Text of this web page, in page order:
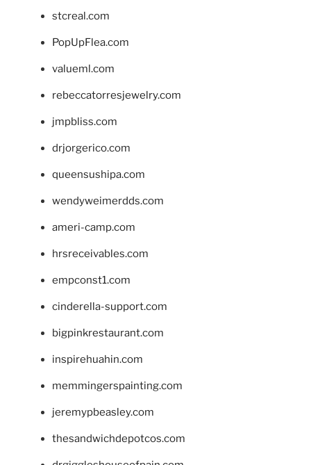
stcreal.com
PopUpFlea.com
valueml.com
rebeccatorresjewelry.com
jmpbliss.com
drjorgerico.com
queensushipa.com
wendyweimerdds.com
ameri-camp.com
hrsreceivables.com
empconst1.com
cinderella-support.com
bigpinkrestaurant.com
inspirehuahin.com
memmingerspainting.com
jeremypbeasley.com
thesandwichdepotcos.com